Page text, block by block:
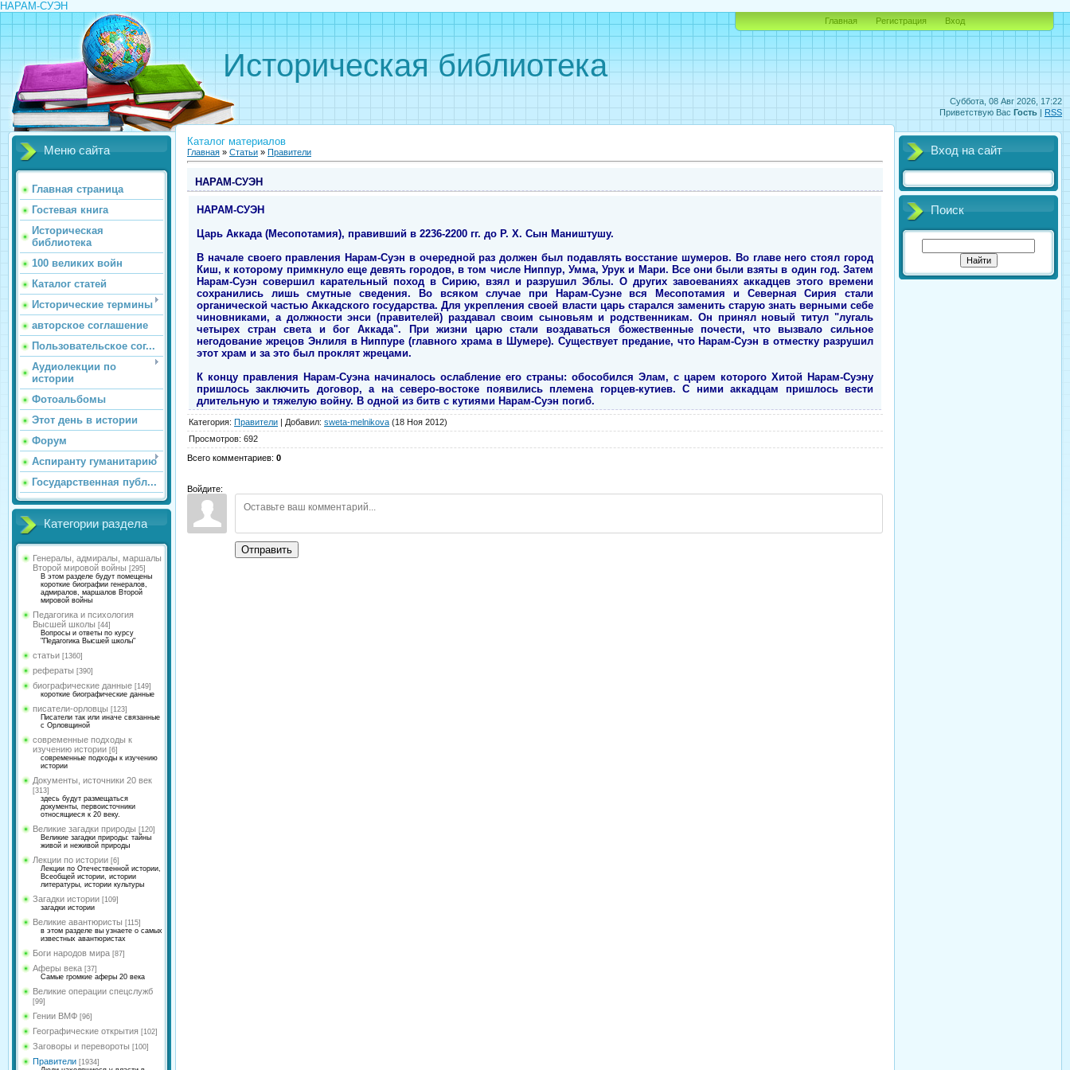
НАРАМ-СУЭН
Суббота, 08 Авг 2026, 17:22
Приветствую Вас Гость | RSS
Историческая библиотека
Главная Регистрация Вход
Меню сайта
Главная страница
Гостевая книга
Историческая
библиотека
100 великих войн
Каталог статей
Исторические термины
авторское соглашение
Пользовательское сог...
Аудиолекции по
истории
Фотоальбомы
Этот день в истории
Форум
Аспиранту гуманитарию
Государственная публ...
Категории раздела
Генералы, адмиралы, маршалы
Второй мировой войны [295]
В этом разделе будут помещены
короткие биографии генералов,
адмиралов, маршалов Второй
мировой войны
Педагогика и психология
Высшей школы [44]
Вопросы и ответы по курсу
"Педагогика Высшей школы"
статьи [1360]
рефераты [390]
биографические данные [149]
короткие биографические данные
писатели-орловцы [123]
Писатели так или иначе связанные
с Орловщиной
современные подходы к
изучению истории [6]
современные подходы к изучению
истории
Документы, источники 20 век
[313]
здесь будут размещаться
документы, первоисточники
относящиеся к 20 веку.
Великие загадки природы [120]
Великие загадки природы: тайны
живой и неживой природы
Лекции по истории [6]
Лекции по Отечественной истории,
Всеобщей истории, истории
литературы, истории культуры
Загадки истории [109]
загадки истории
Великие авантюристы [115]
в этом разделе вы узнаете о самых
известных авантюристах
Боги народов мира [87]
Аферы века [37]
Самые громкие аферы 20 века
Великие операции спецслужб
[99]
Гении ВМФ [96]
Географические открытия [102]
Заговоры и перевороты [100]
Правители [1934]
Каталог материалов
Главная » Статьи » Правители
НАРАМ-СУЭН
НАРАМ-СУЭН
Царь Аккада (Месопотамия), правивший в 2236-2200 гг. до Р. Х. Сын Маништушу.
В начале своего правления Нарам-Суэн в очередной раз должен был подавлять восстание шумеров. Во главе него стоял город
Киш, к которому примкнуло еще девять городов, в том числе Ниппур, Умма, Урук и Мари. Все они были взяты в один год. Затем
Нарам-Суэн совершил карательный поход в Сирию, взял и разрушил Эблы. О других завоеваниях аккадцев этого времени
сохранились лишь смутные сведения. Во всяком случае при Нарам-Суэне вся Месопотамия и Северная Сирия стали
органической частью Аккадского государства. Для укрепления своей власти царь старался заменить старую знать верными себе
чиновниками, а должности энси (правителей) раздавал своим сыновьям и родственникам. Он принял новый титул "лугаль
четырех стран света и бог Аккада". При жизни царю стали воздаваться божественные почести, что вызвало сильное
негодование жрецов Энлиля в Ниппуре (главного храма в Шумере). Существует предание, что Нарам-Суэн в отместку разрушил
этот храм и за это был проклят жрецами.
К концу правления Нарам-Суэна начиналось ослабление его страны: обособился Элам, с царем которого Хитой Нарам-Суэну
пришлось заключить договор, а на северо-востоке появились племена горцев-кутиев. С ними аккадцам пришлось вести
длительную и тяжелую войну. В одной из битв с кутиями Нарам-Суэн погиб.
Категория: Правители | Добавил: sweta-melnikova (18 Ноя 2012)
Просмотров: 692
Всего комментариев: 0
Войдите:
Отправить
Вход на сайт
Поиск